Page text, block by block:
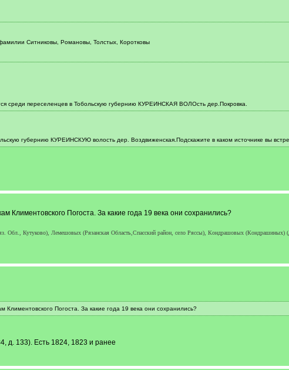
Ситниковы, Романовы, Толстых, Коротковы
среди переселенцев в Тобольскую губернию КУРЕИНСКАЯ ВОЛОсть дер.Покровка.
губернию КУРЕИНСКУЮ волость дер. Воздвиженская.Подскажите в каком источнике вы
Климентовского Погоста. За какие года 19 века они сохранились?
Кутуково), Лемешовых (Рязанская Область,Спасский район, село Ряссы), Кондрашовых (Кондрашиных)
Климентовского Погоста. За какие года 19 века они сохранились?
д. 133). Есть 1824, 1823 и ранее